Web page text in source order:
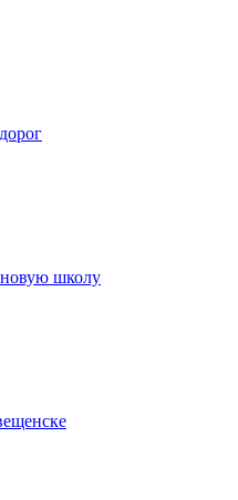
школу